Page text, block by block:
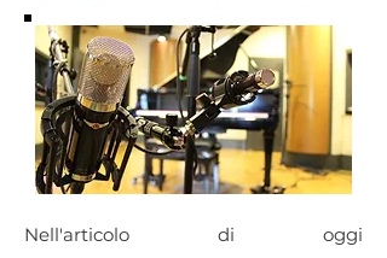
Nell'articolo di oggi